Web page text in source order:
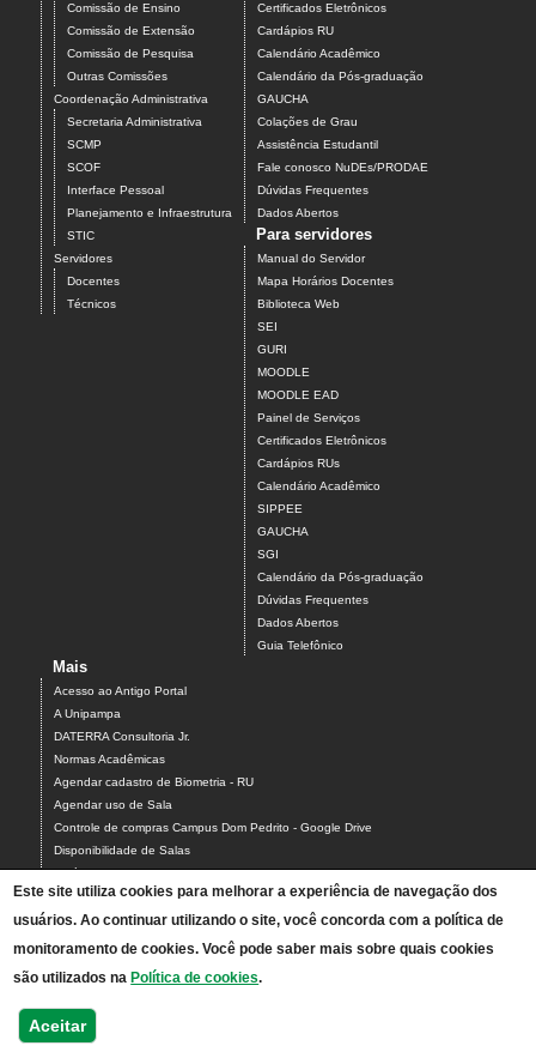
Comissão de Ensino
Comissão de Extensão
Comissão de Pesquisa
Outras Comissões
Coordenação Administrativa
Secretaria Administrativa
SCMP
SCOF
Interface Pessoal
Planejamento e Infraestrutura
STIC
Servidores
Docentes
Técnicos
Certificados Eletrônicos
Cardápios RU
Calendário Acadêmico
Calendário da Pós-graduação
GAUCHA
Colações de Grau
Assistência Estudantil
Fale conosco NuDEs/PRODAE
Dúvidas Frequentes
Dados Abertos
Para servidores
Manual do Servidor
Mapa Horários Docentes
Biblioteca Web
SEI
GURI
MOODLE
MOODLE EAD
Painel de Serviços
Certificados Eletrônicos
Cardápios RUs
Calendário Acadêmico
SIPPEE
GAUCHA
SGI
Calendário da Pós-graduação
Dúvidas Frequentes
Dados Abertos
Guia Telefônico
Mais
Acesso ao Antigo Portal
A Unipampa
DATERRA Consultoria Jr.
Normas Acadêmicas
Agendar cadastro de Biometria - RU
Agendar uso de Sala
Controle de compras Campus Dom Pedrito - Google Drive
Disponibilidade de Salas
Estágios
Formulário para Agendamento do Laboratório de Informática
Relatórios Interativos
Relatórios de Gestão
Calendário Acadêmico - Pós-graduação
Pesquisa de Satisfação - RU
Mapa
Este site utiliza cookies para melhorar a experiência de navegação dos
usuários. Ao continuar utilizando o site, você concorda com a política de
monitoramento de cookies. Você pode saber mais sobre quais cookies
são utilizados na Política de cookies.
Aceitar